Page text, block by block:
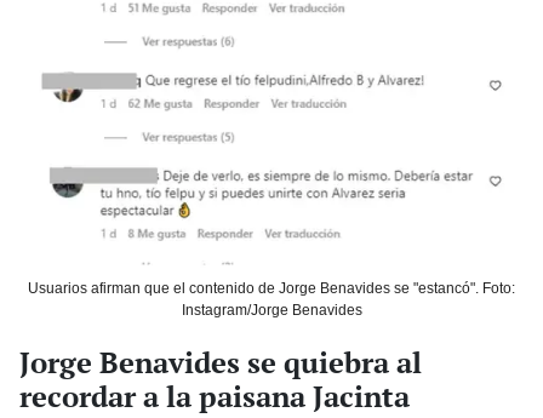
Usuarios afirman que el contenido de Jorge Benavides se "estancó". Foto:
Instagram/Jorge Benavides
Jorge Benavides se quiebra al
recordar a la paisana Jacinta